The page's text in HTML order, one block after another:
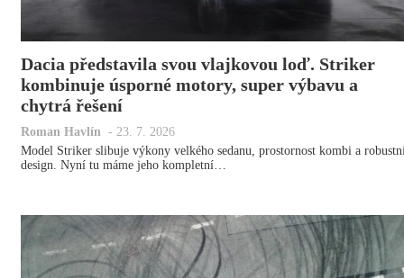
Dacia představila svou vlajkovou loď. Striker
kombinuje úsporné motory, super výbavu a
chytrá řešení
Roman Havlín - 23. 7. 2026
Model Striker slibuje výkony velkého sedanu, prostornost kombi a
design. Nyní tu máme jeho kompletní…